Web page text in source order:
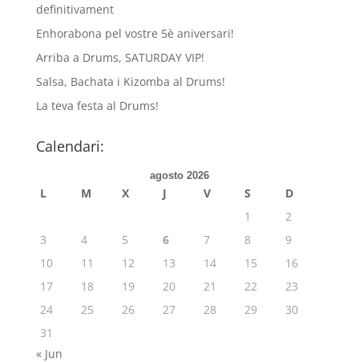
definitivament
Enhorabona pel vostre 5è aniversari!
Arriba a Drums, SATURDAY VIP!
Salsa, Bachata i Kizomba al Drums!
La teva festa al Drums!
Calendari:
agosto 2026
L M X J V S
D
1
2
3
4 5 6 7 8
9
10
11 12 13 14 15
16
17
18 19 20 21 22
23
24
25 26 27 28 29
30
31
« Jun